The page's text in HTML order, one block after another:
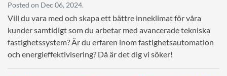
Posted on Dec 06, 2024.
Vill du vara med och skapa ett bättre inneklimat för våra
kunder samtidigt som du arbetar med avancerade tekniska
fastighetssystem? Är du erfaren inom fastighetsautomation
och energieffektivisering? Då är det dig vi söker!